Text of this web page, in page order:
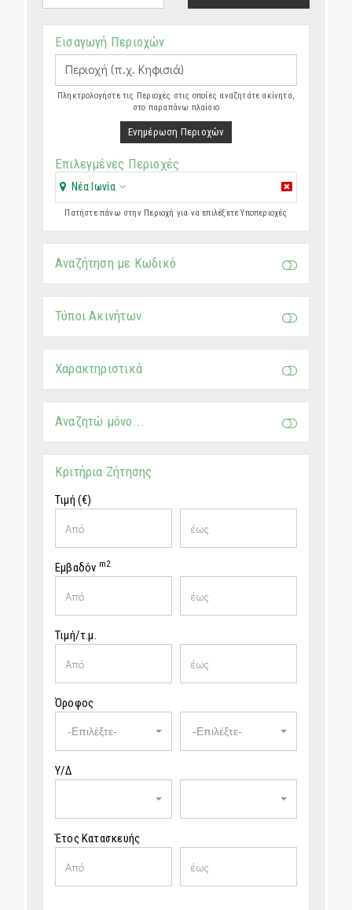
Εισαγωγή Περιοχών
Πληκτρολογήστε τις Περιοχές στις οποίες αναζητάτε ακίνητα,
στο παραπάνω πλαίσιο
Ενημέρωση Περιοχών
Επιλεγμένες Περιοχές
Νέα Ιωνία
Πατήστε πάνω στην Περιοχή για να επιλέξετε Υποπεριοχές
Αναζήτηση με Κωδικό
Τύποι Ακινήτων
Χαρακτηριστικά
Αναζητώ μόνο...
Κριτήρια Ζήτησης
Τιμή (€)
Εμβαδόν m2
Τιμή/τ.μ.
Όροφος
-Επιλέξτε- -Επιλέξτε-
Υ/Δ
Έτος Κατασκευής